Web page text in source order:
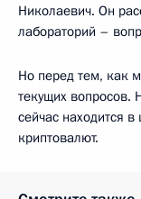
Николаевич. Он
лабораторий –
Но перед тем, как
текущих вопросов.
сейчас находится
криптовалют.